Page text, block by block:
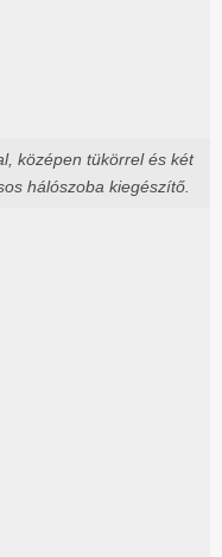
középen tükörrel és két
hálószoba kiegészítő.